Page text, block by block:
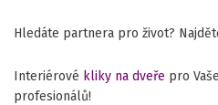
Hledáte partnera pro život?
Interiérové kliky na dveře pro
profesionálů!